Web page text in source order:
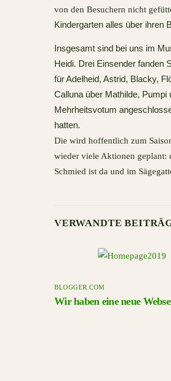
von den Besuchern nicht
Kindergarten alles über ihren
Insgesamt sind bei uns im
Heidi. Drei Einsender fanden
für Adelheid, Astrid, Blacky,
Calluna über Mathilde,
Mehrheitsvotum
hatten.
Die wird hoffentlich zum
wieder viele Aktionen geplant:
Schmied ist da und im
VERWANDTE
BLOGGER.COM
Wir haben eine neue